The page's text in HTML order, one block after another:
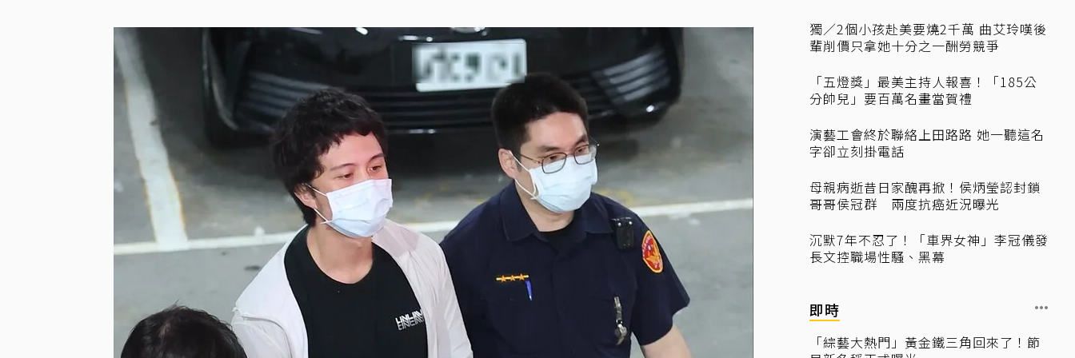
獨／2個小孩赴美要燒2千萬 曲艾玲嘆後
輩削價只拿她十分之一酬勞競爭
「五燈獎」最美主持人報喜！「185公
分帥兒」要百萬名畫當賀禮
演藝工會終於聯絡上田路路 她一聽這名
字卻立刻掛電話
母親病逝昔日家醜再掀！侯炳瑩認封鎖
哥哥侯冠群 兩度抗癌近況曝光
沉默7年不忍了！「車界女神」李冠儀發
長文控職場性騷、黑幕
即時
「綜藝大熱門」黃金鐵三角回來了！節